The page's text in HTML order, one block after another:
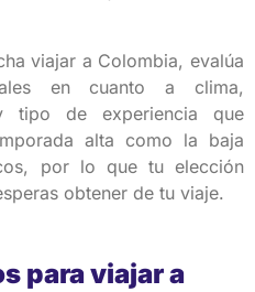
viajar a Colombia, evalúa
en cuanto a clima,
tipo de experiencia que
alta como la baja
, porlo que tu elección
obtener de tu viaje.
para viajar a